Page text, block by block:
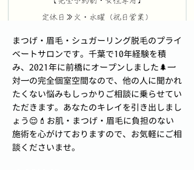
まつげ・眉毛・シュガーリング脱毛のプライ
ベートサロンです。千葉で10年経験を積
み、2021年に前橋にオープンしました🌲一
対一の完全個室空間なので、他の人に聞かれ
たくない悩みもしっかりご相談に乗らせてい
ただきます。あなたのキレイを引き出しまし
ょう😌💄お肌・まつげ・眉毛に負担のない
施術を心がけておりますので、お気軽にご相
談くださいませ。